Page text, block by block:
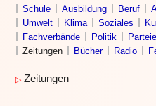
Schule
Ausbildung Beruf
Umwelt
Klima Soziales
Fachverbände
Politik
Zeitungen
Bücher Radio
▷ Zeitungen